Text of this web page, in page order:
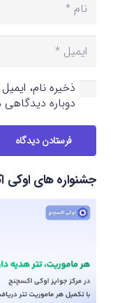
ذخیره نام،
دوباره
فرستادن دیدگاه
جشنواره های اوکی